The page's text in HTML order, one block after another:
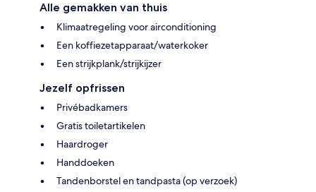
Alle gemakken van thuis
Klimaatregeling voor airconditioning
Een koffiezetapparaat/waterkoker
Een strijkplank/strijkijzer
Jezelf opfrissen
Privébadkamers
Gratis toiletartikelen
Haardroger
Handdoeken
Tandenborstel en tandpasta (op verzoek)